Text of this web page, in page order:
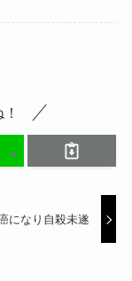
になり自殺未遂